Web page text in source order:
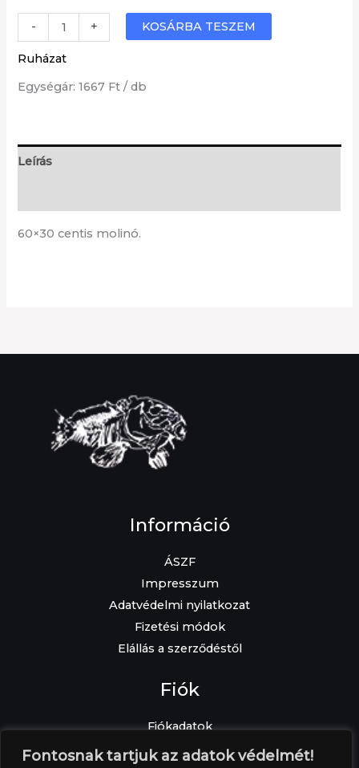
Fontosnak tartjuk az adatok védelmét!
-
Carp
Molinó
mennyiség
+ KOSÁRBA TESZEM
Ruházat
Egységár: 1667 Ft / db
Leírás
60×30 centis molinó.
Információ
ÁSZF
Impresszum
Adatvédelmi nyilatkozat
Fizetési módok
Elállás a szerződéstől
Fiók
Fiókadatok
Elfelejtett jelszó